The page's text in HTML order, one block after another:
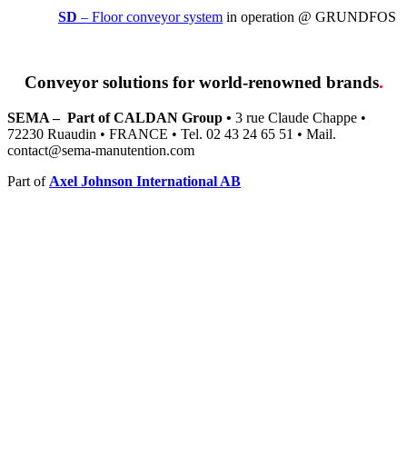
SD – Floor conveyor system in operation @ GRUNDFOS
Conveyor solutions for world-renowned brands.
SEMA – Part of CALDAN Group • 3 rue Claude Chappe •
72230 Ruaudin • FRANCE • Tel. 02 43 24 65 51 • Mail.
contact@sema-manutention.com
Part of Axel Johnson International AB